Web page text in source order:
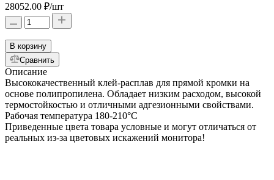
28052.00 ₽/шт
В корзину
Сравнить
Описание
Высококачественный клей-расплав для прямой кромки на
основе полипропилена. Обладает низким расходом, высокой
термостойкостью и отличными адгезионными свойствами.
Рабочая температура 180-210°C
Приведенные цвета товара условные и могут отличаться от
реальных из-за цветовых искажений монитора!